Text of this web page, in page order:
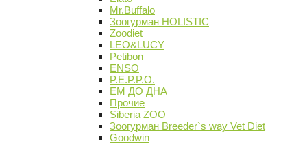
Mr.Buffalo
Зоогурман HOLISTIC
Zoodiet
LEO&LUCY
Petibon
ENSO
P.E.P.P.O.
ЕМ ДО ДНА
Прочие
Siberia ZOO
Зоогурман Breeder`s way Vet Diet
Goodwin